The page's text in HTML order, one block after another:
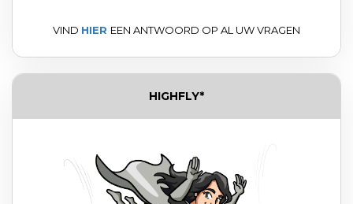
VIND HIER EEN ANTWOORD OP AL UW VRAGEN
HIGHFLY*